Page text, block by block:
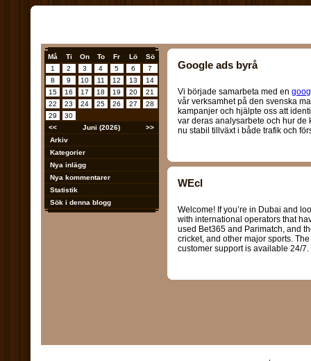
Må Ti On To Fr Lö
Sö
1
2 3 4 5 6
7
8
9 10 11 12 13
14
15
16 17 18 19 20
21
22
23 24 25 26 27
28
29
30
<<
Juni (2026)
>>
Arkiv
Kategorier
Nya inlägg
Nya kommentarer
Statistik
Sök i denna blogg
Google ads byrå
Vi började samarbeta med en
vår verksamhet på den svenska
kampanjer och hjälpte oss att
var deras analysarbete och hur
nu stabil tillväxt i både trafik och
WEcl
Welcome! If you’re in Dubai and
with international operators that
used Bet365 and Parimatch, and
cricket, and other major sports.
customer support is available 24/7.